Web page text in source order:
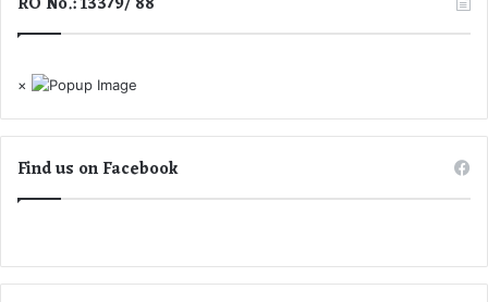
×
Find us on Facebook